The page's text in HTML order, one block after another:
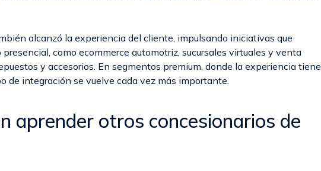
alcanzó la experiencia del cliente, impulsando iniciativas que
como ecommerce automotriz, sucursales virtuales y venta
y accesorios. En segmentos premium, donde la experiencia tiene
de integración se vuelve cada vez más importante.
aprender otros concesionarios de